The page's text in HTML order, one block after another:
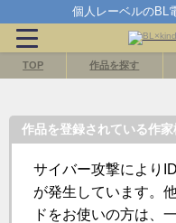
個人レーベルのBL
TOP 作品を探す
作品を登録されている作家
サイバー攻撃により
が発生しています。
ドをお使いの方は、